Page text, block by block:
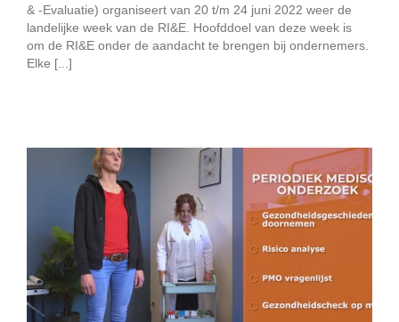
& -Evaluatie) organiseert van 20 t/m 24 juni 2022 weer de
landelijke week van de RI&E. Hoofddoel van deze week is
om de RI&E onder de aandacht te brengen bij ondernemers.
Elke [...]